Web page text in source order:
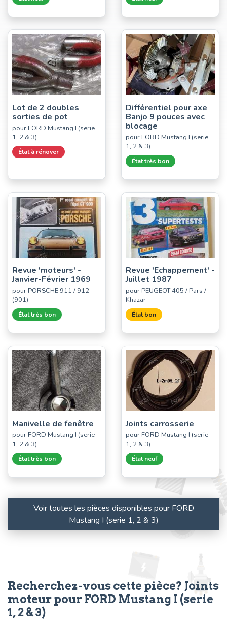
Lot de 2 doubles
sorties de pot
pour FORD Mustang I (serie
1, 2 & 3)
État à rénover
Différentiel pour axe
Banjo 9 pouces avec
blocage
pour FORD Mustang I (serie
1, 2 & 3)
État très bon
Revue 'moteurs' -
Janvier-Février 1969
pour PORSCHE 911 / 912
(901)
État très bon
Revue 'Echappement' -
Juillet 1987
pour PEUGEOT 405 / Pars /
Khazar
État bon
Manivelle de fenêtre
pour FORD Mustang I (serie
1, 2 & 3)
État très bon
Joints carrosserie
pour FORD Mustang I (serie
1, 2 & 3)
État neuf
Voir toutes les pièces disponibles pour FORD
Mustang I (serie 1, 2 & 3)
Recherchez-vous cette pièce? Joints
moteur pour FORD Mustang I (serie
1, 2 & 3)